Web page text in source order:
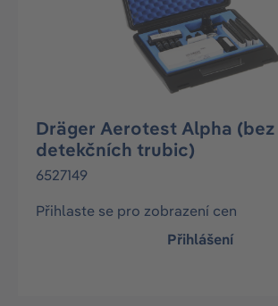
Dräger Aerotest Alpha (bez
detekčních trubic)
6527149
Přihlaste se pro zobrazení cen
Přihlášení